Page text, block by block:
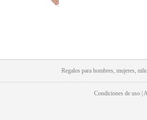
Regalos para hombres, mujeres,
Condiciones de uso |